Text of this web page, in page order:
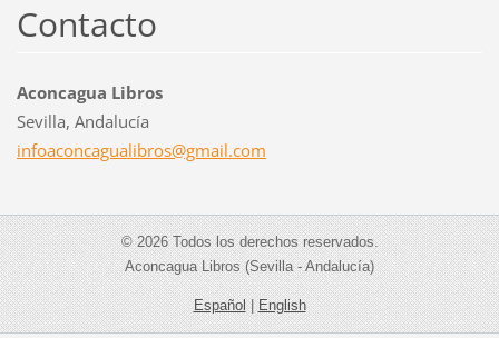
Contacto
Aconcagua Libros
Sevilla, Andalucía
infoaconcagualibros@gmail.com
© 2026 Todos los derechos reservados.
Aconcagua Libros (Sevilla - Andalucía)
Español|English